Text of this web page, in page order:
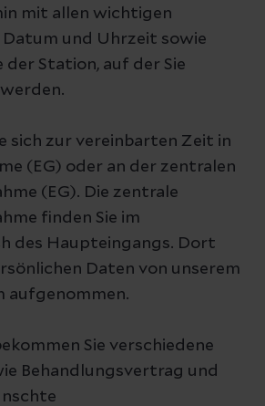
mit allen wichtigen
Datum und Uhrzeit sowie
der Station, auf der Sie
sich zur vereinbarten Zeit in
(EG) oder an der zentralen
(EG). Die zentrale
finden Sie im
des Haupteingangs. Dort
Daten von unserem
aufgenommen.
Sie verschiedene
Behandlungsvertrag und